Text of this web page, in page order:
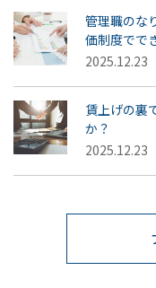
管理職のな
価制度でで
2025.12.23
賃上げの裏
か？
2025.12.23